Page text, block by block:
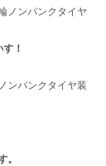
ンパンクタイヤ
！
パンクタイヤ装